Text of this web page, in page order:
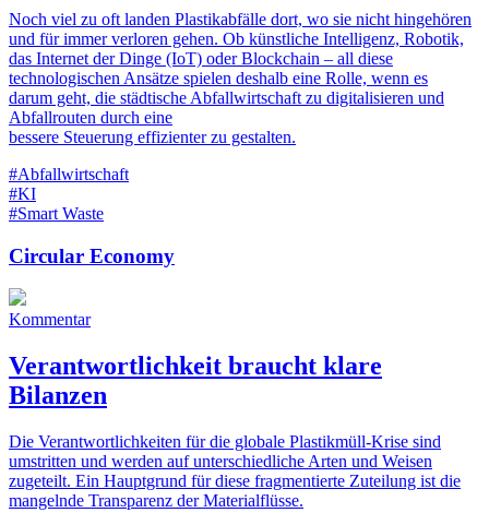
Noch viel zu oft landen Plastikabfälle dort, wo sie nicht hingehören
und für immer verloren gehen. Ob künstliche Intelligenz, Robotik,
das Internet der Dinge (IoT) oder Blockchain – all diese
technologischen Ansätze spielen deshalb eine Rolle, wenn es
darum geht, die städtische Abfallwirtschaft zu digitalisieren und
Abfallrouten durch eine
bessere Steuerung effizienter zu gestalten.
#Abfallwirtschaft
#KI
#Smart Waste
Circular Economy
Kommentar
Verantwortlichkeit braucht klare
Bilanzen
Die Verantwortlichkeiten für die globale Plastikmüll-Krise sind
umstritten und werden auf unterschiedliche Arten und Weisen
zugeteilt. Ein Hauptgrund für diese fragmentierte Zuteilung ist die
mangelnde Transparenz der Materialflüsse.